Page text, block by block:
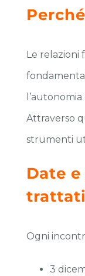
Le relazioni
Attraverso
strumenti
Date
trattati
Ogni
3